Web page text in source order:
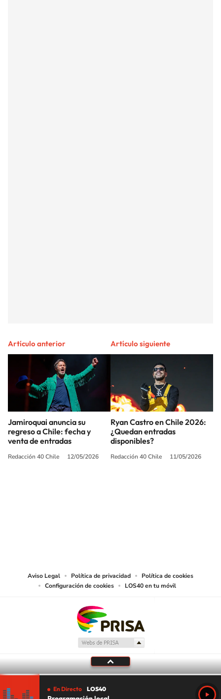
Artículo anterior
Jamiroquai anuncia su
regreso a Chile: fecha y
venta de entradas
Redacción 40 Chile 12/05/2026
Artículo siguiente
Ryan Castro en Chile 2026:
¿Quedan entradas
disponibles?
Redacción 40 Chile 11/05/2026
Aviso Legal Política de privacidad
Política de cookies
Configuración de cookies
LOS40 en tu móvil
En Directo LOS40